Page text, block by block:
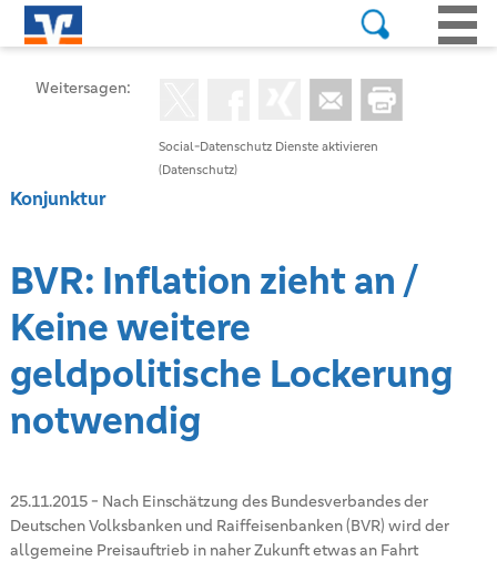
Social-Datenschutz Dienste aktivieren
(Datenschutz)
Weitersagen:
Konjunktur
BVR: Inflation zieht an /
Keine weitere
geldpolitische Lockerung
notwendig
25.11.2015- Nach Einschätzung des Bundesverbandes der
Deutschen Volksbanken und Raiffeisenbanken (BVR) wird der
allgemeine Preisauftrieb in naher Zukunft etwas an Fahrt